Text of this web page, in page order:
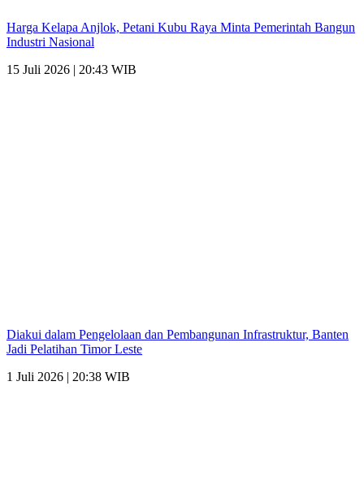
Harga Kelapa Anjlok, Petani Kubu Raya Minta Pemerintah Bangun
Industri Nasional
15 Juli 2026 | 20:43 WIB
Diakui dalam Pengelolaan dan Pembangunan Infrastruktur, Banten
Jadi Pelatihan Timor Leste
1 Juli 2026 | 20:38 WIB